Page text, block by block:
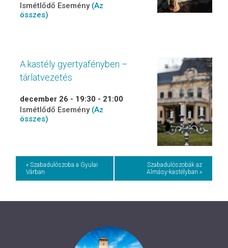
Ismétlődő Esemény (Az
összes)
A kastély gyertyafényben –
tárlatvezetés
december 26 - 19:30 - 21:00
Ismétlődő Esemény (Az
összes)
Event
Navigation
« Szabadulószoba a Gyulai
Várban
Szabadulószobák az
Almásy-kastélyban »